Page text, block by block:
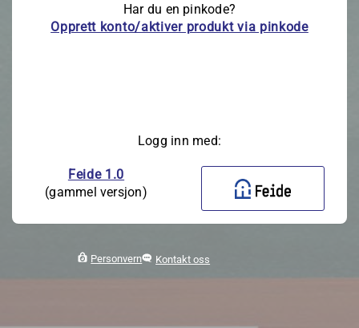
Har du en pinkode?
Opprett konto/aktiver produkt via pinkode
Logg inn med:
Feide 1.0
(gammel versjon)
Personvern Kontakt oss